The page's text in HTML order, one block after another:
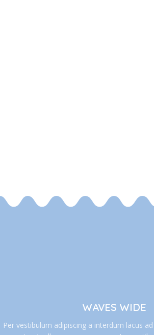
WAVES WIDE
Per vestibulum adipiscing a interdum lacus